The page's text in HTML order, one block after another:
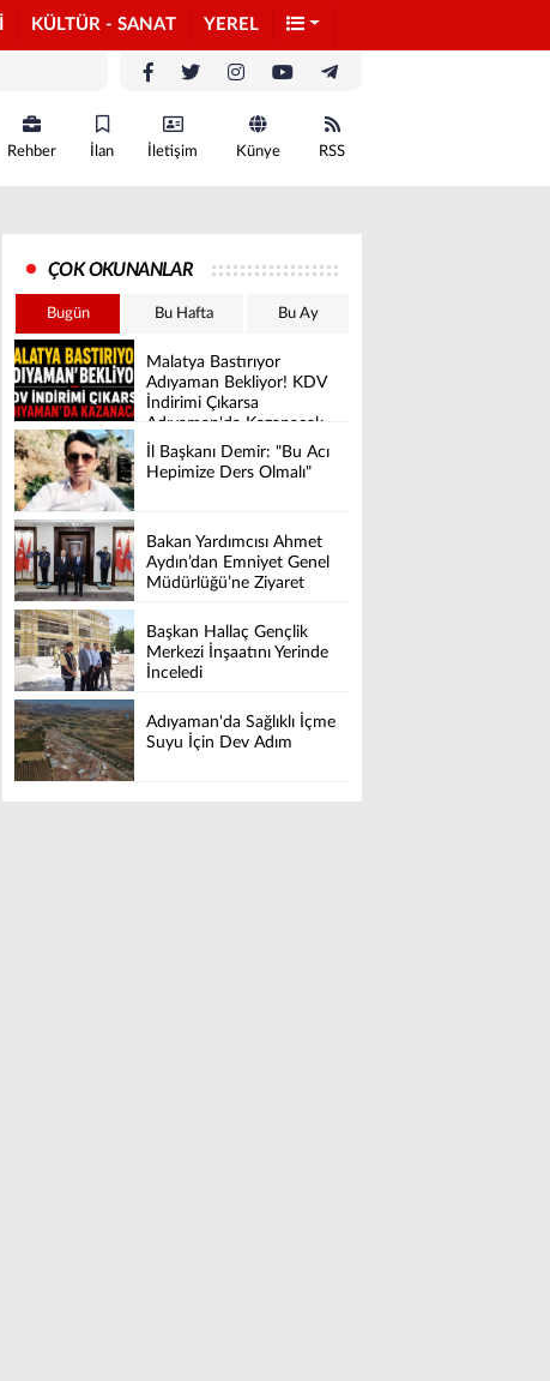
KÜLTÜR - SANAT YEREL
Rehber İlan İletişim Künye RSS
ÇOK OKUNANLAR
Bugün Bu Hafta Bu Ay
Malatya Bastırıyor
Adıyaman Bekliyor! KDV
İndirimi Çıkarsa
Adıyaman'da Kazanacak
İl Başkanı Demir: "Bu Acı
Hepimize Ders Olmalı"
Bakan Yardımcısı Ahmet
Aydın’dan Emniyet Genel
Müdürlüğü’ne Ziyaret
Başkan Hallaç Gençlik
Merkezi İnşaatını Yerinde
İnceledi
Adıyaman'da Sağlıklı İçme
Suyu İçin Dev Adım